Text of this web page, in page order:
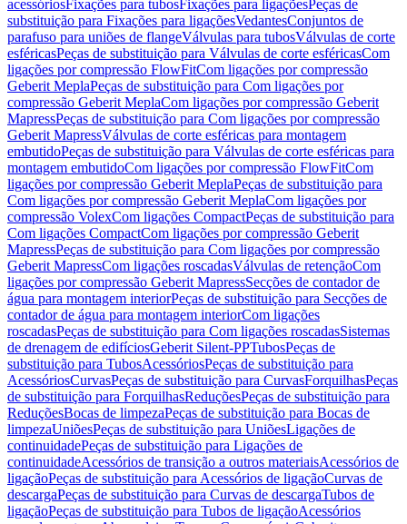
acessóriosFixações para tubosFixações para ligaçõesPeças de
substituição para Fixações para ligaçõesVedantesConjuntos de
parafuso para uniões de flangeVálvulas para tubosVálvulas de corte
esféricasPeças de substituição para Válvulas de corte esféricasCom
ligações por compressão FlowFitCom ligações por compressão
Geberit MeplaPeças de substituição para Com ligações por
compressão Geberit MeplaCom ligações por compressão Geberit
MapressPeças de substituição para Com ligações por compressão
Geberit MapressVálvulas de corte esféricas para montagem
embutidoPeças de substituição para Válvulas de corte esféricas para
montagem embutidoCom ligações por compressão FlowFitCom
ligações por compressão Geberit MeplaPeças de substituição para
Com ligações por compressão Geberit MeplaCom ligações por
compressão VolexCom ligações CompactPeças de substituição para
Com ligações CompactCom ligações por compressão Geberit
MapressPeças de substituição para Com ligações por compressão
Geberit MapressCom ligações roscadasVálvulas de retençãoCom
ligações por compressão Geberit MapressSecções de contador de
água para montagem interiorPeças de substituição para Secções de
contador de água para montagem interiorCom ligações
roscadasPeças de substituição para Com ligações roscadasSistemas
de drenagem de edifíciosGeberit Silent-PPTubosPeças de
substituição para TubosAcessóriosPeças de substituição para
AcessóriosCurvasPeças de substituição para CurvasForquilhasPeças
de substituição para ForquilhasReduçõesPeças de substituição para
ReduçõesBocas de limpezaPeças de substituição para Bocas de
limpezaUniõesPeças de substituição para UniõesLigações de
continuidadePeças de substituição para Ligações de
continuidadeAcessórios de transição a outros materiaisAcessórios de
ligaçãoPeças de substituição para Acessórios de ligaçãoCurvas de
descargaPeças de substituição para Curvas de descargaTubos de
ligaçãoPeças de substituição para Tubos de ligaçãoAcessórios